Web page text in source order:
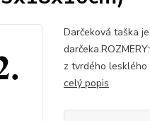
Darčeková taška
z tvrdého lesklého
celý popis